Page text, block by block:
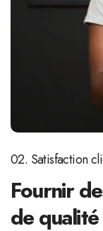
02. Satisfaction
Fournir
de qualité